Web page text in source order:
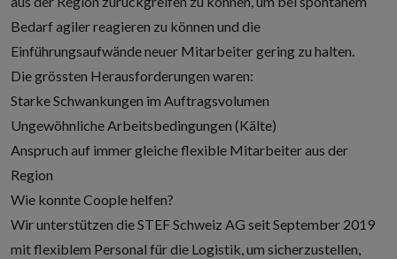
Bedarf agiler reagieren zu können und die
Einführungsaufwände neuer Mitarbeiter gering zu halten.
Die grössten Herausforderungen waren:
Starke Schwankungen im Auftragsvolumen
Ungewöhnliche Arbeitsbedingungen (Kälte)
Anspruch auf immer gleiche flexible Mitarbeiter aus der
Region
Wie konnte Coople helfen?
Wir unterstützen die STEF Schweiz AG seit September 2019
mitflexiblem Personal für die Logistik, um sicherzustellen,